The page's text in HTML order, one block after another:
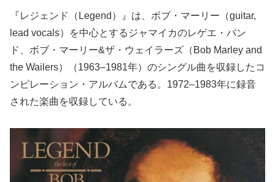
『レジェンド（Legend）』は、ボブ・マーリー（guitar,
lead vocals）を中心とするジャマイカのレゲエ・バン
ド、ボブ・マーリー&ザ・ウェイラーズ（Bob Marley and
the Wailers）（1963–1981年）のシングル曲を収録したコ
ンピレーション・アルバムである。1972–1983年に録音
された楽曲を収録している。